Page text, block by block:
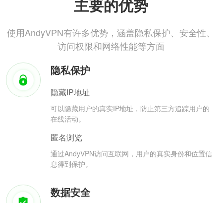
主要的优势
使用AndyVPN有许多优势，涵盖隐私保护、安全性、
访问权限和网络性能等方面
隐私保护
隐藏IP地址
可以隐藏用户的真实IP地址，防止第三方追踪用户的
在线活动。
匿名浏览
通过AndyVPN访问互联网，用户的真实身份和位置信
息得到保护。
数据安全